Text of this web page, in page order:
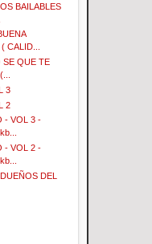
BAILABLES
CALID...
SE QUE TE
3
2
- VOL 3 -
- VOL 2 -
DEL